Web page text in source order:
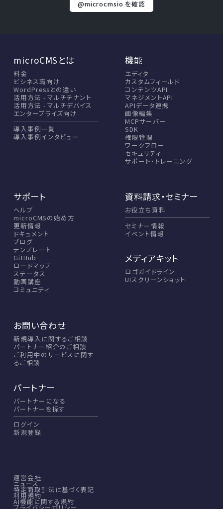
@microcmsio を確認
microCMSとは
料金
ビシネス職向け
WordPressとの違い
活用方法 - マルチテナント
活用方法 - マルチデバイス
エンタープライズ向け
導入事例一覧
導入事例インタビュー
機能
エディタ
カスタムフィールド
コンテンツAPI
マネジメントAPI
APIデータ連携
画像編集
MCPサーバー
SDK
権限管理
ワークフロー
セキュリティ
サポート・トレーニング
サポート
ヘルプ
microCMSの始め方
更新情報
ドキュメント
ブログ
テンプレート
GitHub
ロードマップ
ステータス
動画講座
コミュニティ
資料請求・セミナー
お役立ち資料
セミナー情報
イベント情報
メディアキット
ロゴガイドライン
UIスクリーンショット
お問い合わせ
新規導入に関するご相談
パートナー紹介のご相談
ご利用中のサービスに関す
るご相談
パートナー
パートナーになる
パートナーを探す
ログイン
新規登録
運営会社
ニュース
特定商取引法に基づく表記
利用規約
AI機能に関する規約